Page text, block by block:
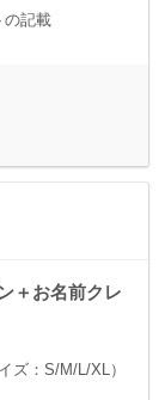
の記載
＋お名前クレ
イズ：S/M/L/XL）